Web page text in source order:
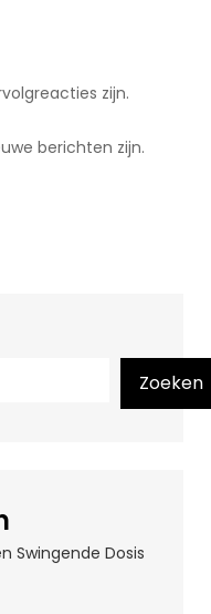
zijn.
berichten zijn.
Zoeken
Swingende Dosis